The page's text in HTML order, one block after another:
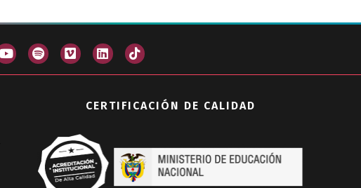
CERTIFICACIÓN DE CALIDAD